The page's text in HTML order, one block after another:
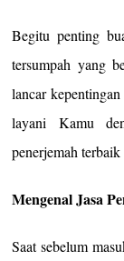
Begitu penting
tersumpah yang
lancar
layani Kamu
penerjemah
Mengenal Jasa
Saat sebelum